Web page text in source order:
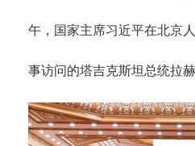
午，国家主席习近平在北京
事访问的塔吉克斯坦总统拉赫